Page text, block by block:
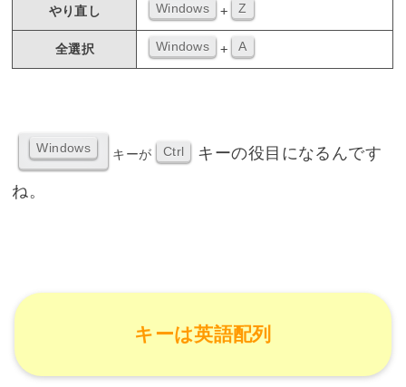
やり直し Windows + Z
全選択 Windows + A
Windows キーが Ctrl キーの役目になるんです
ね。
キーは英語配列